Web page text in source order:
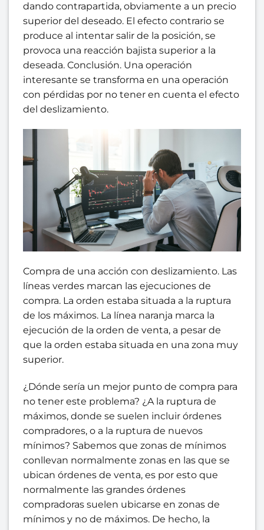
dando contrapartida, obviamente a un precio
superior del deseado. El efecto contrario se
produce al intentar salir de la posición, se
provoca una reacción bajista superior a la
deseada. Conclusión. Una operación
interesante se transforma en una operación
con pérdidas por no tener en cuenta el efecto
del deslizamiento.
Compra de una acción con deslizamiento. Las
líneas verdes marcan las ejecuciones de
compra. La orden estaba situada a la ruptura
de los máximos. La línea naranja marca la
ejecución de la orden de venta, a pesar de
que la orden estaba situada en una zona muy
superior.
¿Dónde sería un mejor punto de compra para
no tener este problema? ¿A la ruptura de
máximos, donde se suelen incluir órdenes
compradores, o a la ruptura de nuevos
mínimos? Sabemos que zonas de mínimos
conllevan normalmente zonas en las que se
ubican órdenes de venta, es por esto que
normalmente las grandes órdenes
compradoras suelen ubicarse en zonas de
mínimos y no de máximos. De hecho, la